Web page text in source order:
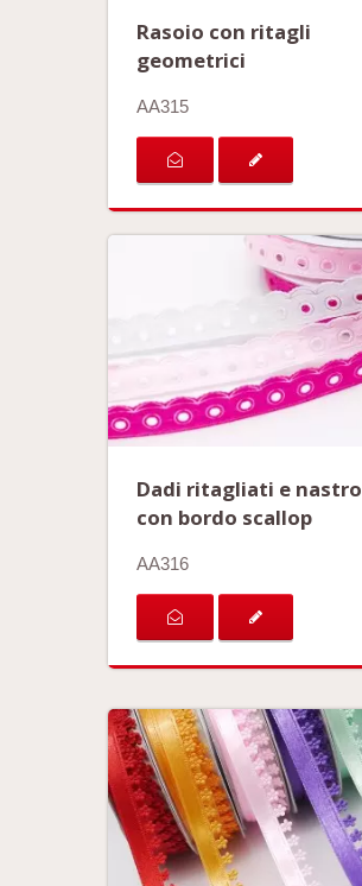
Rasoio con ritagli
geometrici
AA315
Dadi ritagliati e nastro
con bordo scallop
AA316